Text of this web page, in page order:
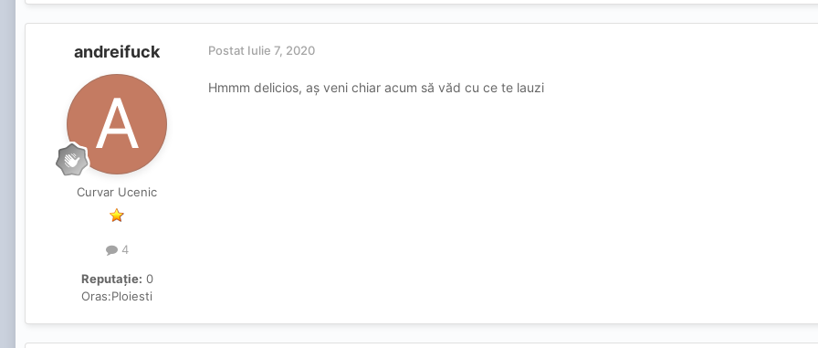
andreifuck
Curvar Ucenic
4
Reputație: 0
Oras:Ploiesti
Postat Iulie 7, 2020
Hmmm delicios, aș veni chiar acum să văd cu ce te lauzi